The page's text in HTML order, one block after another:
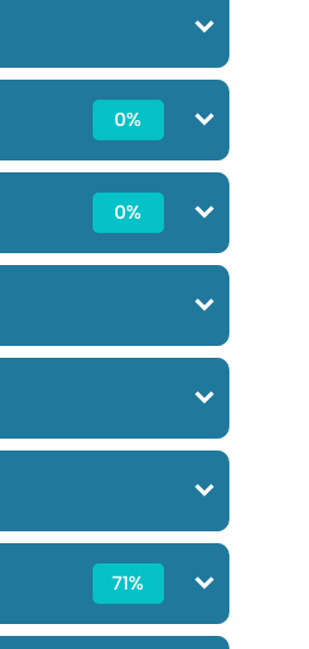
0%
0%
71%